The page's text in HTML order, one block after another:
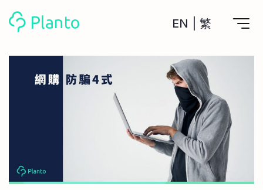
EN 繁
管理及分析所有戶口
CreFIT x Planto推廣優惠
投資戶口 (港股)
Academy